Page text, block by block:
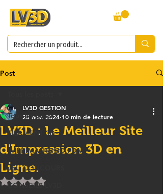
Post
Tous les posts
FILAMENT 3D
IMPRIMANTE 3D FDM
JEU CONCOURS
CONSEILS LV3D
LV3D : Le Meilleur Site
d'Impression 3D en
Ligne.
LV3D GESTION
25 nov. 2024 10 min de lecture
Noté NaN étoiles sur 5.